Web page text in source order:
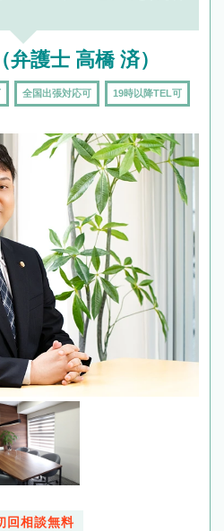
護士 高橋 済）
全国出張対応可 19時以降TEL可
回相談無料